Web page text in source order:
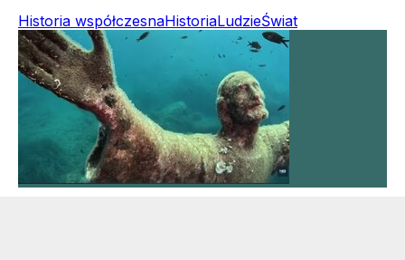
Historia współczesnaHistoriaLudzieŚwiat